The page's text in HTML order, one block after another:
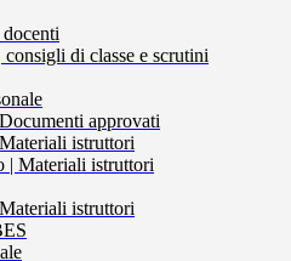
di classe e scrutini
approvati
istruttori
| Materiali istruttori
istruttori